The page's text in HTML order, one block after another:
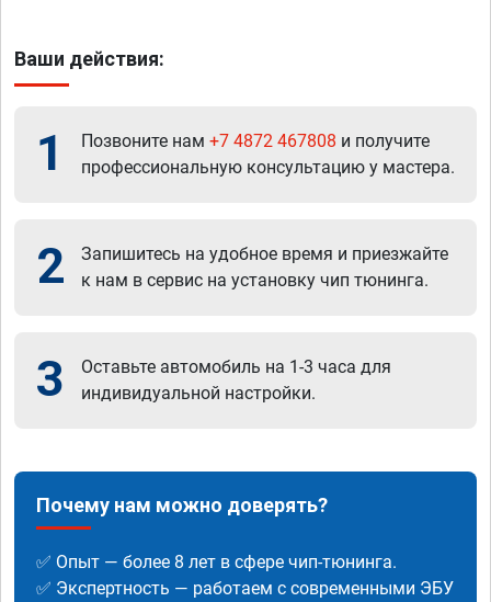
Ваши действия:
1 Позвоните нам +7 4872 467808 и получите
профессиональную консультацию у мастера.
2
Запишитесь на удобное время и приезжайте
к нам в сервис на установку чип тюнинга.
3
Оставьте автомобиль на 1-3 часа для
индивидуальной настройки.
Почему нам можно доверять?
✅ Опыт — более 8 лет в сфере чип-тюнинга.
✅ Экспертность — работаем с современными ЭБУ